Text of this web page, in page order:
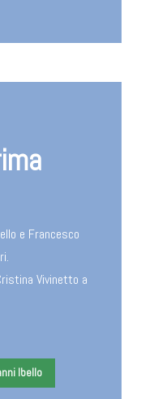
e Francesco
Vivinetto a
Ibello